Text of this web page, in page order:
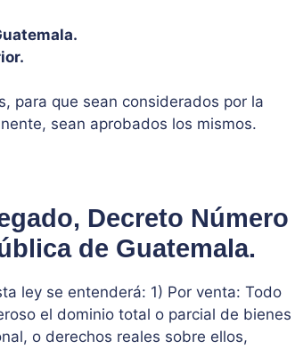
para que sean considerados por la
sean aprobados los mismos.
Decreto Número
de Guatemala.
ley se entenderá: 1) Por venta: Todo
el dominio total o parcial de bienes
o derechos reales sobre ellos,